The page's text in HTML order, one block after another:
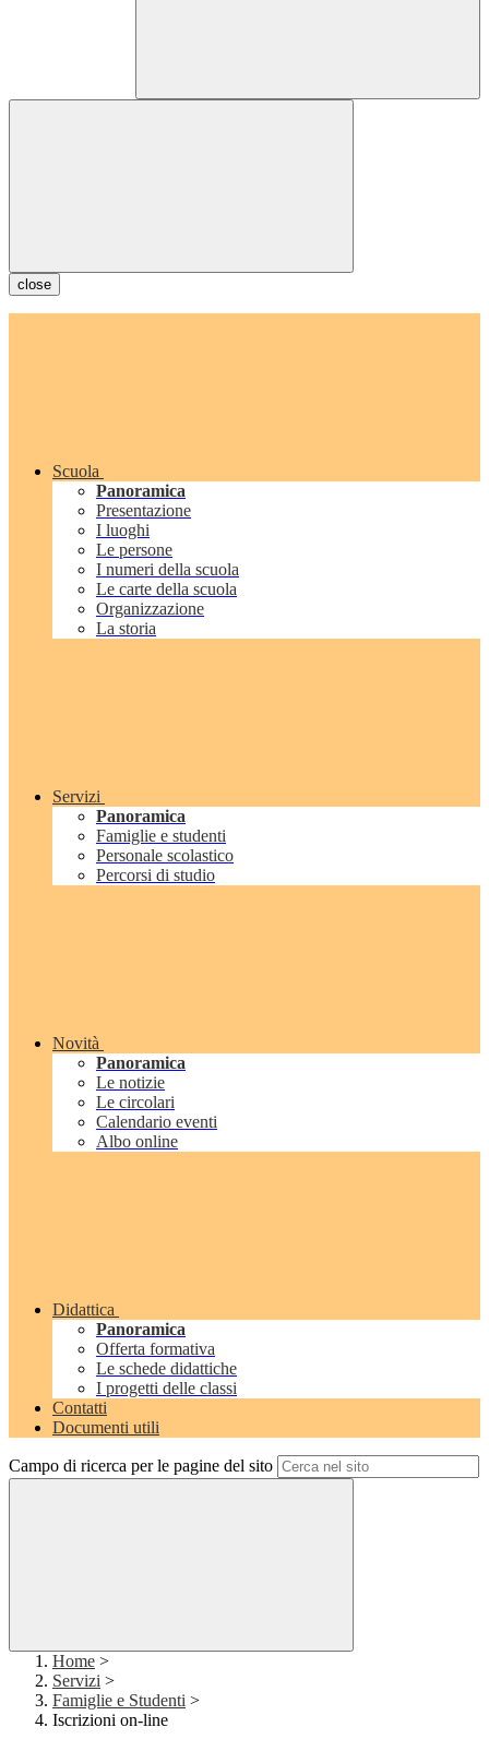
close
Scuola
Panoramica
Presentazione
I luoghi
Le persone
I numeri della scuola
Le carte della scuola
Organizzazione
La storia
Servizi
Panoramica
Famiglie e studenti
Personale scolastico
Percorsi di studio
Novità
Panoramica
Le notizie
Le circolari
Calendario eventi
Albo online
Didattica
Panoramica
Offerta formativa
Le schede didattiche
I progetti delle classi
Contatti
Documenti utili
Campo di ricerca per le pagine del sito
Home >
Servizi >
Famiglie e Studenti >
Iscrizioni on-line